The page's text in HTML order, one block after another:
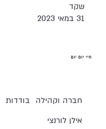
שקד
31 במאי 2023
חיי יום יום
בודדות חברה וקהילה
אילן לורנצי